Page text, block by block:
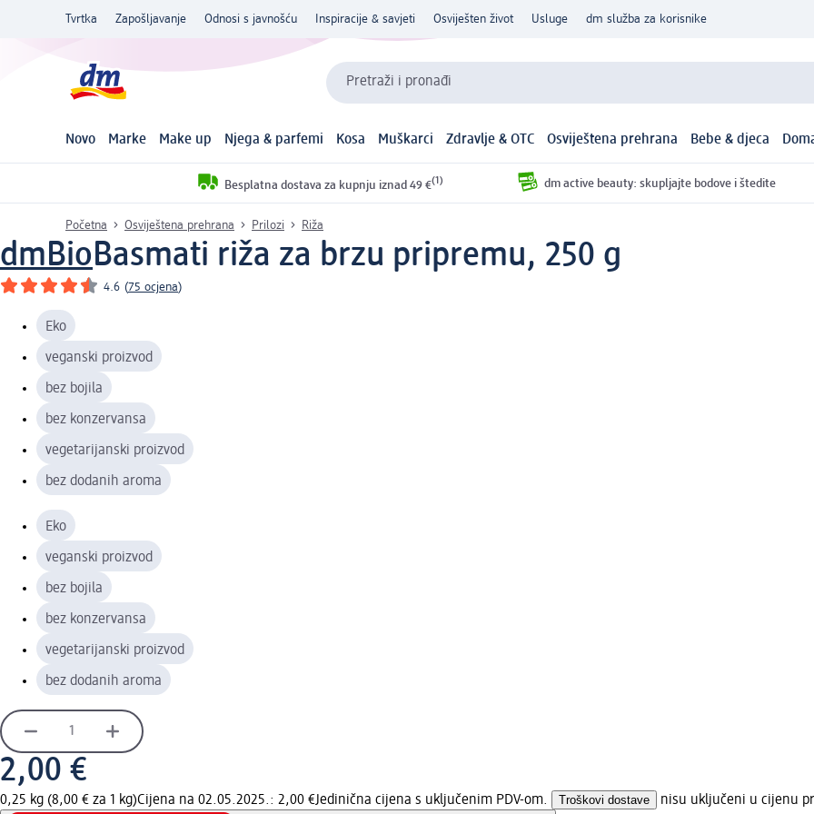
Tvrtka Zapošljavanje Odnosi s javnošću Inspiracije & savjeti Osviješten život Usluge dm služba za korisnike
Pretraži i pronađi
Novo Marke Make up Njega & parfemi Kosa Muškarci Zdravlje & OTC Osviještena prehrana Bebe & djeca
Besplatna dostava za kupnju iznad 49 €(1) dm active beauty: skupljajte bodove i štedite
Početna Osviještena prehrana Prilozi Riža
dmBioBasmati riža za brzu pripremu, 250 g
4.6 (75 ocjena)
Eko
veganski proizvod
bez bojila
bez konzervansa
vegetarijanski proizvod
bez dodanih aroma
Eko
veganski proizvod
bez bojila
bez konzervansa
vegetarijanski proizvod
bez dodanih aroma
2,00 €
0,25 kg (8,00 € za 1 kg)Cijena na 02.05.2025.: 2,00 €Jedinična cijena s uključenim PDV-om. Troškovi dostave nisu uključeni u cijenu